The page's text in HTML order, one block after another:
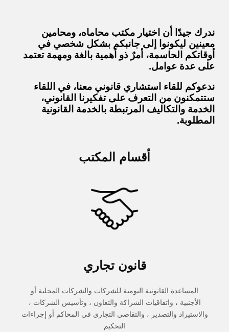
ندرك جيدًا أن اختيار مكتب محاماه، ومحامين
معينين ليكونوا إلى جانبكم بشكل شخصي في
أوقاتكم الحاسمة، أمرٌ ذو أهمية بالغة ومهمة تعتمد
على عدة عوامل.
ندعوكم للقاء استشاري قانوني معنا، في اللقاء
ستتمكنون من التعرف على تفكيرنا القانوني،
الخدمة والتكاليف المرتبطة بالخدمة القانونية
المطلوبة.
أقسام المكتب
قانون تجاري
المساعدة القانونية اليومية للشركات والشركات المحلية أو
الأجنبية ، واتفاقيات الشراكة والتعاون ، وتأسيس الشركات ،
والاستيراد والتصدير ، والتقاضي التجاري في المحاكم أو إجراءات
التحكيم